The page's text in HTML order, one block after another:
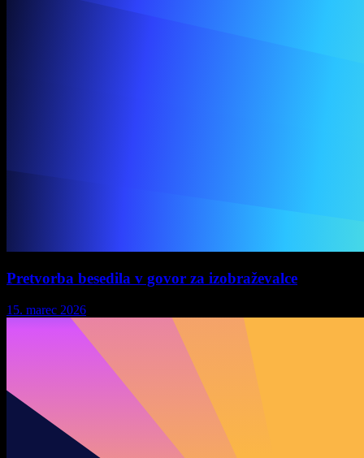
Pretvorba besedila v govor za izobraževalce
15. marec 2026